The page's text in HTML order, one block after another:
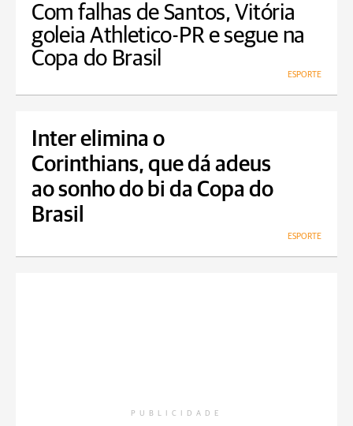
Com falhas de Santos, Vitória
goleia Athletico-PR e segue na
Copa do Brasil
ESPORTE
Inter elimina o
Corinthians, que dá adeus
ao sonho do bi da Copa do
Brasil
ESPORTE
PUBLICIDADE